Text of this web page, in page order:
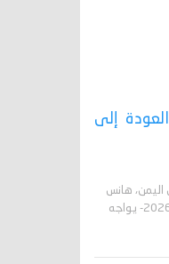
إلى
اليمن، هانس
غروندبرغ، بشأن الوضع في اليمن عمّان، 7 آبأغسطس 2026- يواجه